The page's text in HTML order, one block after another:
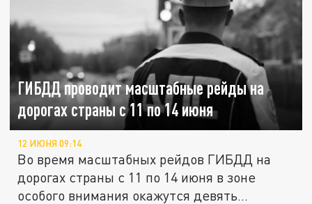
ГИБДД проводит масштабные рейды на
дорогах страны с 11 по 14 июня
12 ИЮНЯ 09:14
Во время масштабных рейдов ГИБДД на
дорогах страны с 11 по 14 июня в зоне
особого внимания окажутся девять...